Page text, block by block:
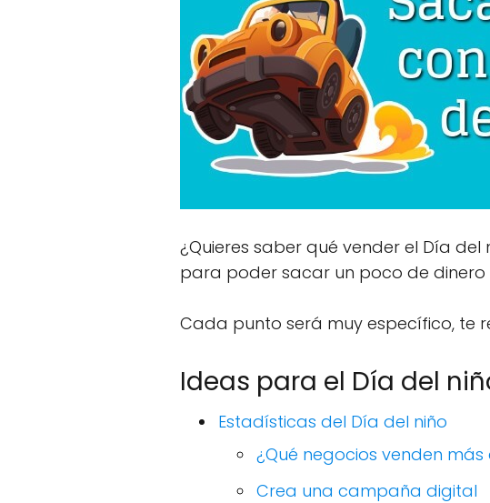
¿Quieres saber qué vender el Día del
para poder sacar un poco de
Cada punto será muy específico, te
Ideas para el Día del
Estadísticas del Día del niño
¿Qué negocios venden más
Crea una campaña digital